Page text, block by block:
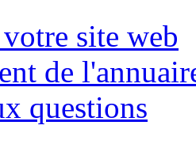
site web
de
questions